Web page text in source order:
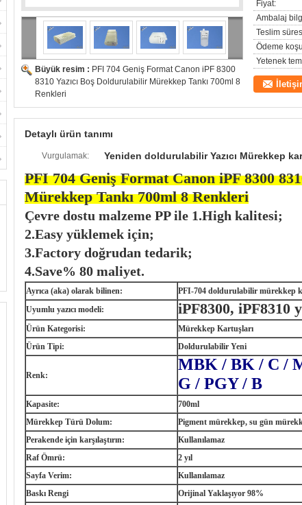
Büyük resim : PFI 704 Geniş Format Canon iPF 8300
8310 Yazıcı Boş Doldurulabilir Mürekkep Tankı 700ml 8
Renkleri
Fiyat:
Ambalaj
Teslim
Ödeme
Yetenek
Detaylı ürün tanımı
Vurgulamak: Yeniden doldurulabilir Yazıcı Mürekkep
PFI 704 Geniş Format Canon iPF 8300
Mürekkep Tankı 700ml 8 Renkleri
Çevre dostu malzeme PP ile 1.High kalitesi;
2.Easy yüklemek için;
3.Factory doğrudan tedarik;
4.Save% 80 maliyet.
Ayrıca (aka) olarak bilinen:
PFI-704 doldurulabilir mürekkep
Uyumlu yazıcı modeli:
iPF8300, iPF8310
Ürün Kategorisi:
Mürekkep Kartuşları
Ürün Tipi:
Doldurulabilir Yeni
Renk:
MBK / BK / C /
G / PGY / B
Kapasite:
700ml
Mürekkep Türü Dolum:
Pigment mürekkep, su gün
Perakende için karşılaştırın:
Kullanılamaz
Raf Ömrü:
2 yıl
Sayfa Verim:
Kullanılamaz
Baskı Rengi
Orijinal Yaklaşıyor 98%